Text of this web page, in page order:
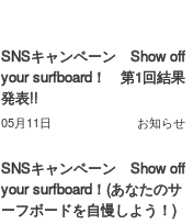
SNSキャンペーン Show off
your surfboard！ 第1回結果
発表!!
05月11日 お知らせ
SNSキャンペーン Show off
your surfboard！(あなたのサ
ーフボードを自慢しよう！)